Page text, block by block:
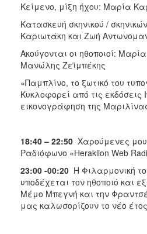
Κείμενο, μίξη ήχου: Μαρία
Κατασκευή σκηνικού /
Καριωτάκη και Ζωή
Ακούγονται οι ηθοποιοί:
Μανώλης Ζεϊμπέκης
«Παμπλίνο, το ξωτικό του
Κυκλοφορεί από τις εκδόσεις
εικονογράφηση της
18:40 – 22:50 Χαρούμενες
Ραδιόφωνο «Heraklion Web
23:00 -00:20 Η Φιλαρμονική
υποδέχεται τον ηθοποιό και
Μέμο Μπεγνή και την
μας καλωσορίζουν το νέο